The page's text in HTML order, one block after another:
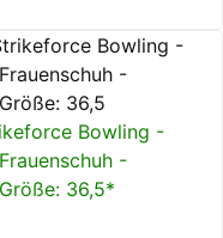
Bowling -
-
36,5*